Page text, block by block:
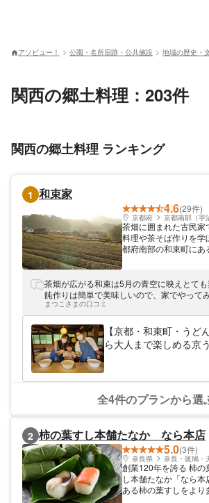
アソビュー！ 公園・名所旧跡・公共施設 地域の歴史・
関西の郷土料理：203件
関西の郷土料理 ランキング
1 和束家
4.6(29件)
京都府 京都南部（宇
茶畑に囲まれた古民家
料理や茶そば作りを
都府南部の和束町にあ
作りをご体験頂けます
わい深い茶そば打ちも
橋」バス停から徒歩
絶景を訪ねがてら、
ビティをご満喫くださ
茶畑が広がる和束は5月の青空に映えとて
飩作りは簡単で美味しいので、家でやって
まつこさまの口コミ
【京都・和束町・うど
ら大人まで楽しめる京
全4件のプランから選
2 柿の葉すし本舗たなか なら本店
5.0(3件)
奈良県 奈良・斑鳩・
創業120年を誇る 柿
し本舗たなか「なら
ある柿の葉すしをよ